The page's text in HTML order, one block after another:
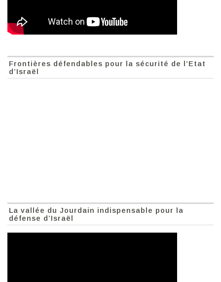
Frontières défendables pour la sécurité de l’Etat
d’Israël
La vallée du Jourdain indispensable pour la
défense d’Israël